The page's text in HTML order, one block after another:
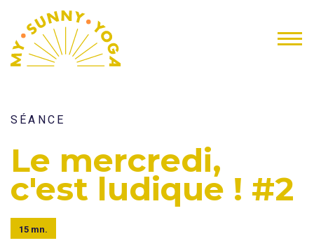
SÉANCE
Le mercredi,
c'est ludique ! #2
15 mn.